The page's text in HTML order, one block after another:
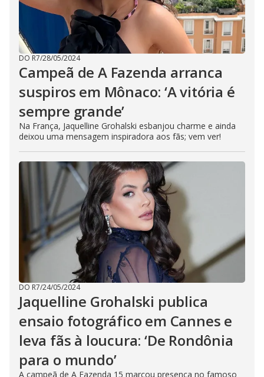
DO R7/28/05/2024
Campeã de A Fazenda arranca
suspiros em Mônaco: ‘A vitória é
sempre grande’
Na França, Jaquelline Grohalski esbanjou charme e ainda
deixou uma mensagem inspiradora aos fãs; vem ver!
DO R7/24/05/2024
Jaquelline Grohalski publica
ensaio fotográfico em Cannes e
leva fãs à loucura: ‘De Rondônia
para o mundo’
A campeã de A Fazenda 15 marcou presença no famoso